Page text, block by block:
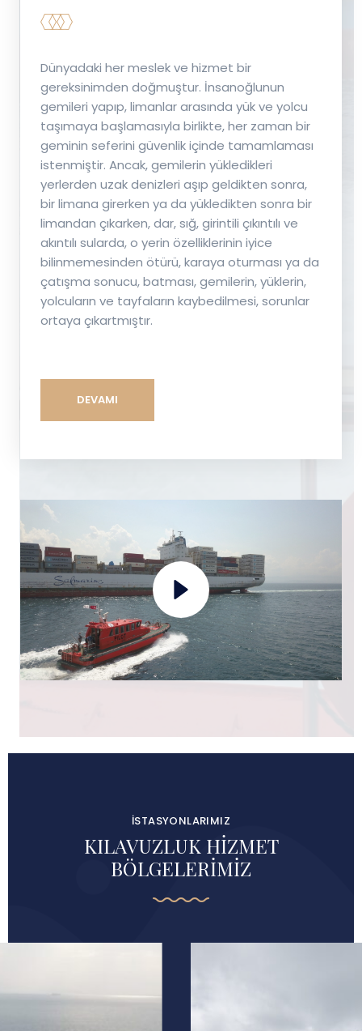
Dünyadaki her meslek ve hizmet bir
gereksinimden doğmuştur. İnsanoğlunun
gemileri yapıp, limanlar arasında yük ve yolcu
taşımaya başlamasıyla birlikte, her zaman bir
geminin seferini güvenlik içinde tamamlaması
istenmiştir. Ancak, gemilerin yükledikleri
yerlerden uzak denizleri aşıp geldikten sonra,
bir limana girerken ya da yükledikten sonra bir
limandan çıkarken, dar, sığ, girintili çıkıntılı ve
akıntılı sularda, o yerin özelliklerinin iyice
bilinmemesinden ötürü, karaya oturması ya da
çatışma sonucu, batması, gemilerin, yüklerin,
yolcuların ve tayfaların kaybedilmesi, sorunlar
ortaya çıkartmıştır.
DEVAMI
İSTASYONLARIMIZ
KILAVUZLUK HİZMET
BÖLGELERİMİZ